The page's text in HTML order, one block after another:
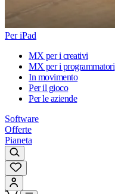
Per iPad
MX per i creativi
MX per i programmatori
In movimento
Per il gioco
Per le aziende
Software
Offerte
Pianeta